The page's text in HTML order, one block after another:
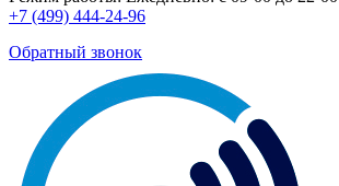
+7 (499) 444-24-96
Обратный звонок